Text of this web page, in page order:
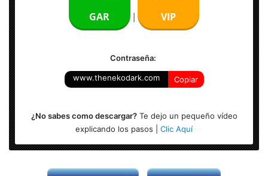
GAR
VIP
Contraseña:
www.thenekodark.com Copiar
¿No sabes como descargar?Te dejo un pequeño vídeo
explicando los pasos | Clic Aquí